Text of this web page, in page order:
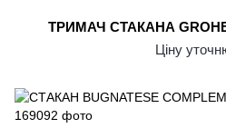
ТРИМАЧ СТАКАНА GROHE
Ціну